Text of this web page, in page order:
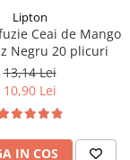
Lipton
Ceai de Mango
Negru 20 plicuri
13,14 Lei
10,90 Lei
IN COS